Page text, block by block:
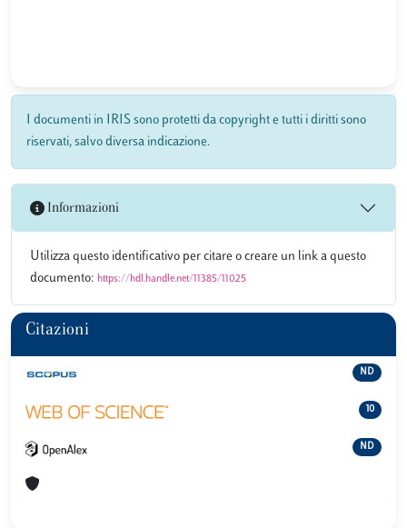
I documenti in IRIS sono protetti da copyright e tutti i diritti sono
riservati, salvo diversa indicazione.
Informazioni
Utilizza questo identificativo per citare o creare un link a questo
documento: https://hdl.handle.net/11385/11025
Citazioni
ND
10
ND